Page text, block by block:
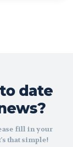
date
fill in your
that simple!